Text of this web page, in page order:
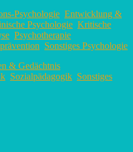
Psychologie Entwicklung &
Psychologie Kritische
Psychotherapie
Sonstiges Psychologie
& Gedächtnis
Sozialpädagogik Sonstiges